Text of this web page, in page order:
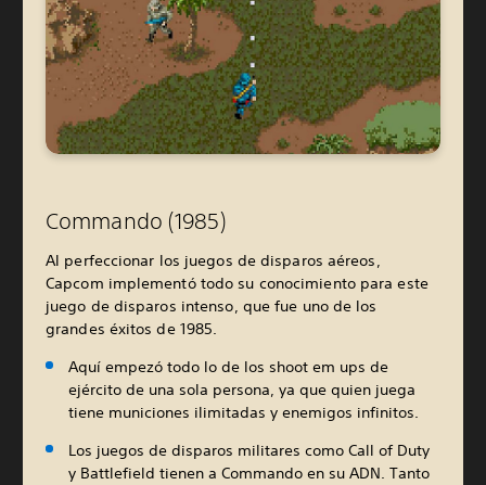
Commando (1985)
Al perfeccionar los juegos de disparos aéreos,
Capcom implementó todo su conocimiento para este
juego de disparos intenso, que fue uno de los
grandes éxitos de 1985.
Aquí empezó todo lo de los shoot em ups de
ejército de una sola persona, ya que quien juega
tiene municiones ilimitadas y enemigos infinitos.
Los juegos de disparos militares como Call of Duty
y Battlefield tienen a Commando en su ADN. Tanto